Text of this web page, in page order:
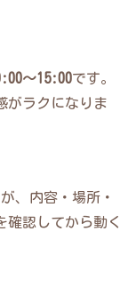
〜15:00です。
がラクになりま
、内容・場所・
確認してから動く